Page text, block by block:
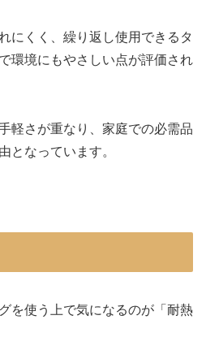
にくく、繰り返し使用できるタ
環境にもやさしい点が評価され
軽さが重なり、家庭での必需品
となっています。
を使う上で気になるのが「耐熱